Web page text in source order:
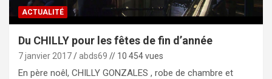
ACTUALITÉ
Du CHILLY pour les fêtes de fin d’année
7 janvier 2017 abds69 // 10 454 vues
En père noêl, CHILLY GONZALES , robe de chambre et